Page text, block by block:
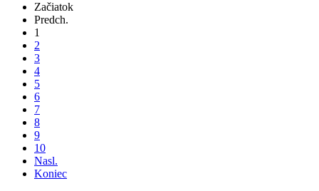
Začiatok
Predch.
1
2
3
4
5
6
7
8
9
10
Nasl.
Koniec